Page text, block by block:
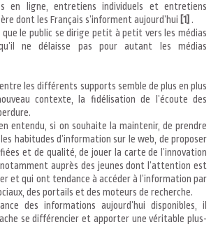
en ligne, entretiens individuels et entretiens
dont les Français s’informent aujourd’hui [1] .
que le public se dirige petit à petit vers les médias
ne délaisse pas pour autant les médias
les différents supports semble de plus en plus
contexte, la fidélisation de l’écoute des
entendu, si on souhaite la maintenir, de prendre
habitudes d’information sur le web, de proposer
et de qualité, de jouer la carte de l’innovation
auprès des jeunes dont l’attention est
et qui ont tendance à accéder à l’information par
des portails et des moteurs de recherche.
des informations aujourd’hui disponibles, il
se différencier et apporter une véritable plus-